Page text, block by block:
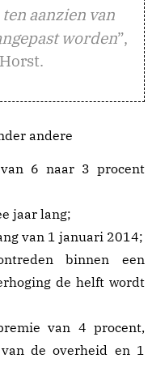
aanzien van
worden”,
andere
6 naar 3 procent
jaar lang;
van 1 januari 2014;
binnen een
de helft wordt
van 4 procent,
de overheid en 1